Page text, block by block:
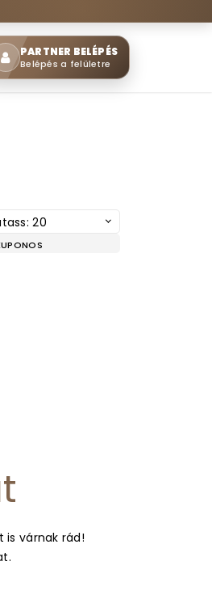
PARTNER BELÉPÉS
Belépés a felületre
20
is várnak rád!